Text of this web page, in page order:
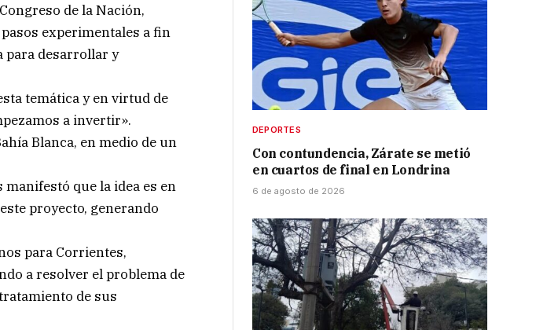
de la Nación,
experimentales a fin
para desarrollar y
temática y en virtud de
a invertir».
Blanca, en medio de un
manifestó que la idea es en
proyecto, generando
para Corrientes,
a resolver el problema de
de sus
DEPORTES
Con contundencia, Zárate se metió
en cuartos de final en Londrina
6 de agosto de 2026